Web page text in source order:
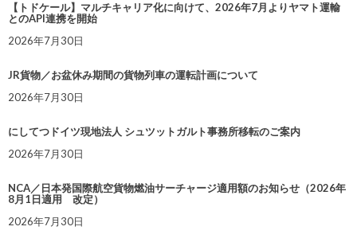
【トドケール】マルチキャリア化に向けて、2026年7月よりヤマト運輸
とのAPI連携を開始
2026年7月30日
JR貨物／お盆休み期間の貨物列車の運転計画について
2026年7月30日
にしてつドイツ現地法人 シュツットガルト事務所移転のご案内
2026年7月30日
NCA／日本発国際航空貨物燃油サーチャージ適用額のお知らせ（2026年
8月1日適用 改定）
2026年7月30日